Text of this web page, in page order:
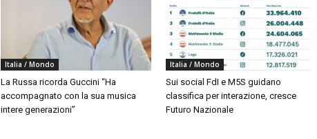
Italia / Mondo
La Russa ricorda Guccini “Ha
accompagnato con la sua musica
intere generazioni”
Italia / Mondo
Sui social FdI e M5S guidano
classifica per interazione, cresce
Futuro Nazionale